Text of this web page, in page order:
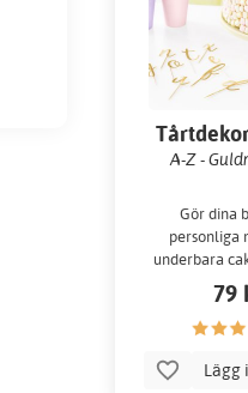
A-Z -
Gör dina
personliga
underbara
79
Lägg